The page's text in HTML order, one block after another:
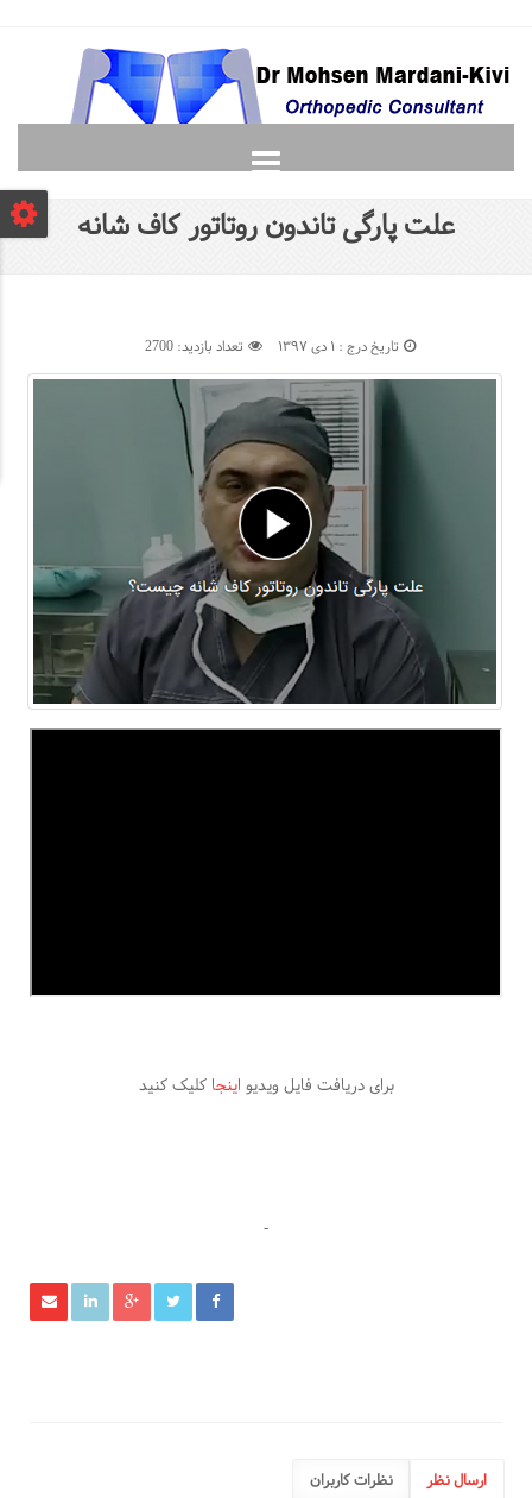
دانشجویان
پرسش و پاسخ
تماس با ما
علت پارگی تاندون روتاتور کاف شانه
تاریخ درج : ۱ دی ۱۳۹۷ تعداد بازدید: 2700
برای دریافت فایل ویدیو اینجاکلیک کنید
-
ارسال نظر نظرات کاربران